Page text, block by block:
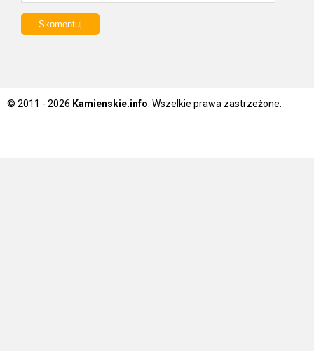
© 2011 - 2026 Kamienskie.info . Wszelkie prawa zastrzeżone.